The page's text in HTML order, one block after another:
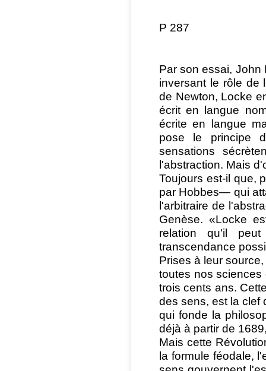
P 287
Par son essai, John
inversant le rôle de
de Newton, Locke
écrit en langue
écrite en langue
pose le principe
sensations
l'abstraction. Mais
Toujours est-il que,
par Hobbes— qui
l'arbitraire de
Genèse. «Locke
relation qu'il
transcendance
Prises à leur
toutes nos
trois cents ans.
des sens, est la clef
qui fonde la
déjà à partir de
Mais cette
la formule féodale,